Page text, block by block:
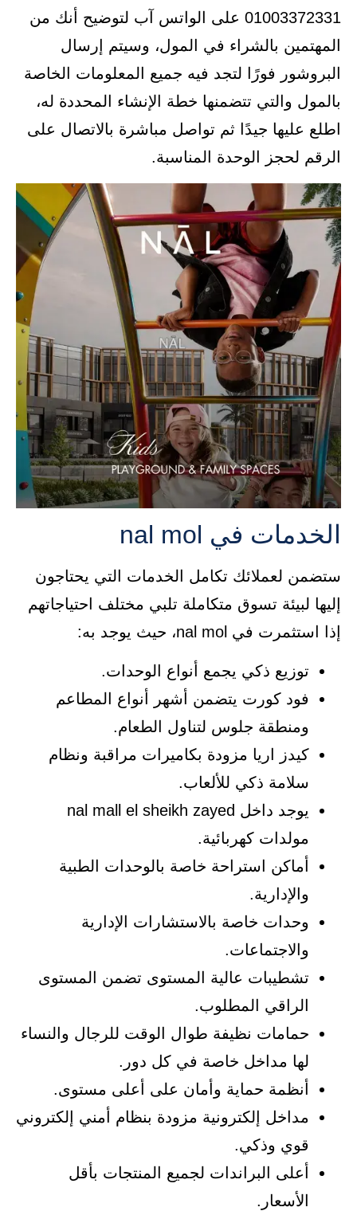
01003372331 على الواتس آب لتوضيح أنك من
المهتمين بالشراء في المول، وسيتم إرسال
البروشور فورًا لتجد فيه جميع المعلومات الخاصة
بالمول والتي تتضمنها خطة الإنشاء المحددة له،
اطلع عليها جيدًا ثم تواصل مباشرة بالاتصال على
الرقم لحجز الوحدة المناسبة.
الخدمات في nal mol
ستضمن لعملائك تكامل الخدمات التي يحتاجون
إليها لبيئة تسوق متكاملة تلبي مختلف احتياجاتهم
إذا استثمرت في nal mol، حيث يوجد به:
توزيع ذكي يجمع أنواع الوحدات.
فود كورت يتضمن أشهر أنواع المطاعم
ومنطقة جلوس لتناول الطعام.
كيدز اريا مزودة بكاميرات مراقبة ونظام
سلامة ذكي للألعاب.
يوجد داخل nal mall el sheikh zayed
مولدات كهربائية.
أماكن استراحة خاصة بالوحدات الطبية
والإدارية.
وحدات خاصة بالاستشارات الإدارية
والاجتماعات.
تشطيبات عالية المستوى تضمن المستوى
الراقي المطلوب.
حمامات نظيفة طوال الوقت للرجال والنساء
لها مداخل خاصة في كل دور.
أنظمة حماية وأمان على أعلى مستوى.
مداخل إلكترونية مزودة بنظام أمني إلكتروني
قوي وذكي.
أعلى البراندات لجميع المنتجات بأقل
الأسعار.